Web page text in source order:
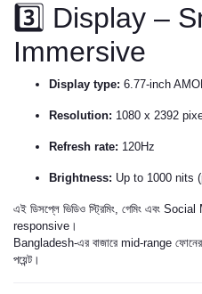
3️⃣ Display –
Immersive
Display type: 6.77-inch
Resolution: 1080 x 2392
Refresh rate: 120Hz
Brightness: Up to 1000 nits
এই ডিসপ্লে ভিডিও স্ট্রিমিং, গেমিং এবং
responsive।
Bangladesh-এর বাজারে mid-range
পয়েন্ট।